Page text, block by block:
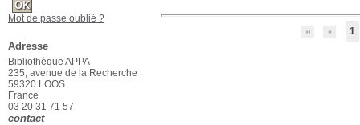
1
Mot de passe oublié ?
Adresse
Bibliothèque APPA
235, avenue de la Recherche
59320 LOOS
France
03 20 31 71 57
contact